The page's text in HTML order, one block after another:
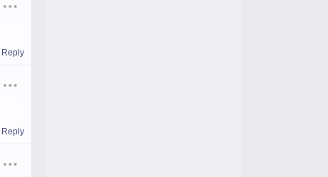
Reply
Reply